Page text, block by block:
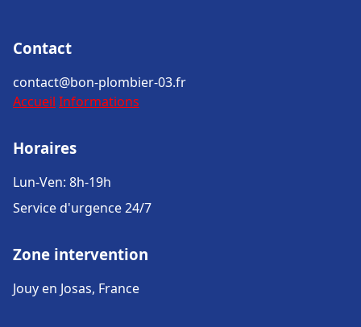
Contact
contact@bon-plombier-03.fr
Accueil Informations
Horaires
Lun-Ven: 8h-19h
Service d'urgence 24/7
Zone intervention
Jouy en Josas, France